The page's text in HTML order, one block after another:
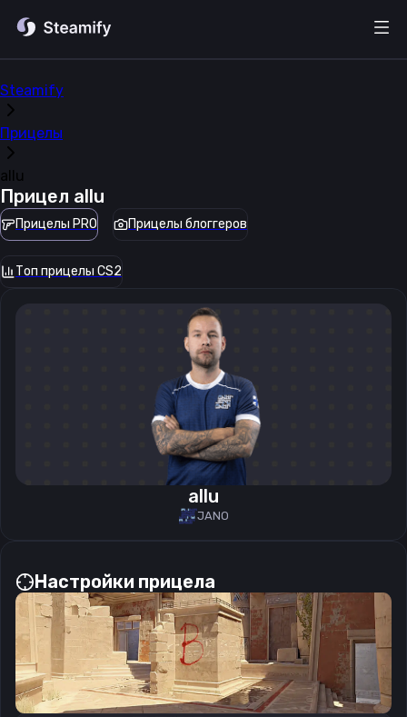
Steamify
Прицелы
allu
Прицел allu
Прицелы PRO Прицелы блоггеров
Топ прицелы CS2
allu
JANO
Настройки прицела